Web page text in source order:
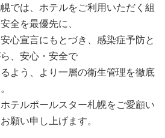
では、ホテルをご利用いただく組
全を最優先に、
心宣言にもとづき、感染症予防と
、安心・安全で
よう、より一層の衛生管理を徹底
テルポールスター札幌をご愛顧い
願い申し上げます。